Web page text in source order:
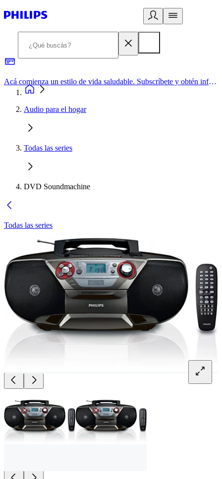
Acá comienza un estilo de vida saludable. Subscríbete y obtén información de primera mano
Audio para el hogar
Todas las series
DVD Soundmachine
Todas las series